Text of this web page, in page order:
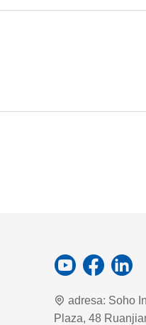
adresa: Soho
Plaza, 48